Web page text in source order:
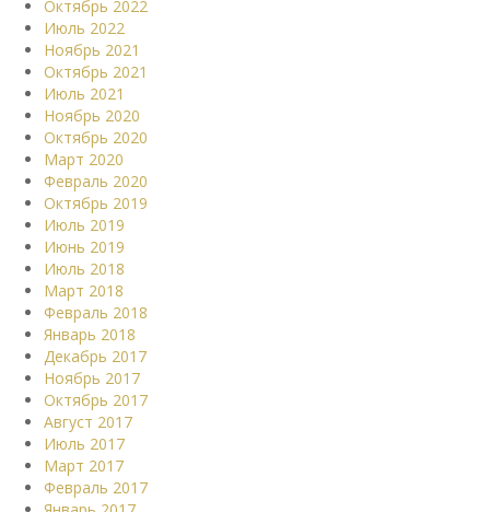
Октябрь 2022
Июль 2022
Ноябрь 2021
Октябрь 2021
Июль 2021
Ноябрь 2020
Октябрь 2020
Март 2020
Февраль 2020
Октябрь 2019
Июль 2019
Июнь 2019
Июль 2018
Март 2018
Февраль 2018
Январь 2018
Декабрь 2017
Ноябрь 2017
Октябрь 2017
Август 2017
Июль 2017
Март 2017
Февраль 2017